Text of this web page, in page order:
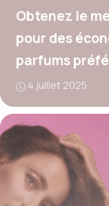
Obtenez le
pour des
parfums
4 juillet 2025